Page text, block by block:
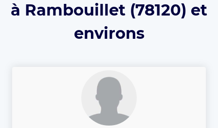
à Rambouillet (78120) et
environs